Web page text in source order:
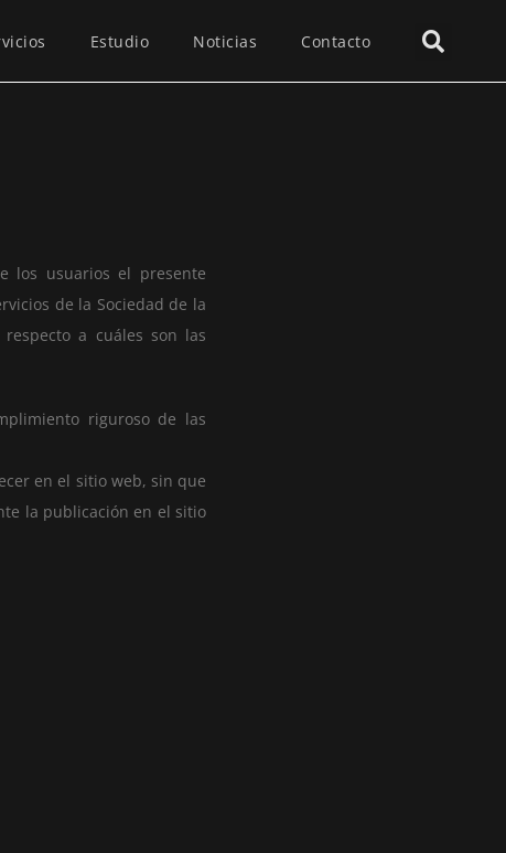
Estudio Noticias Contacto
los usuarios el presente
de la Sociedad de la
a cuáles son las
riguroso de las
en el sitio web, sin que
la publicación en el sitio